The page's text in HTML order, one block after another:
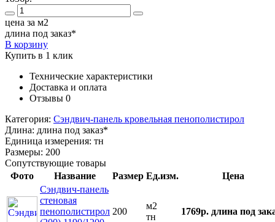
цена за м2
длина под заказ*
В корзину
Купить в 1 клик
Технические характеристики
Доставка и оплата
Отзывы 0
Категория: Сэндвич-панель кровельная пенополистирол
Длина: длина под заказ*
Единица измерения: тн
Размеры: 200
Сопутствующие товары
Фото
Название Размер Ед.изм.
Цена
Сэндвич-панель
стеновая
пенополистирол 200
м2
тн
1769р. длина под